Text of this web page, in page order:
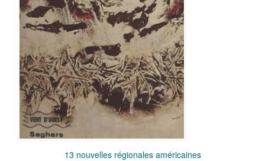
13 nouvelles régionales américaines